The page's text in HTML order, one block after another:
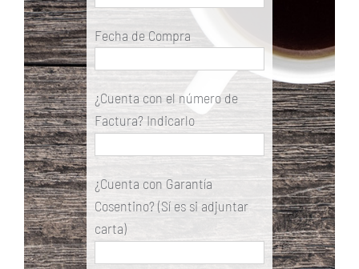
Fecha de Compra
¿Cuenta con el número de
Factura? Indicarlo
¿Cuenta con Garantía
Cosentino? (Sí es si adjuntar
carta)